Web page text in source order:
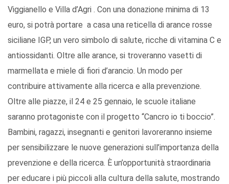
Viggianello e Villa d’Agri . Con una donazione minima di 13
euro, si potrà portare a casa una reticella di arance rosse
siciliane IGP, un vero simbolo di salute, ricche di vitamina C e
antiossidanti. Oltre alle arance, si troveranno vasetti di
marmellata e miele di fiori d’arancio. Un modo per
contribuire attivamente alla ricerca e alla prevenzione.
Oltre alle piazze, il 24 e 25 gennaio, le scuole italiane
saranno protagoniste con il progetto “Cancro io ti boccio”.
Bambini, ragazzi, insegnanti e genitori lavoreranno insieme
per sensibilizzare le nuove generazioni sull’importanza della
prevenzione e della ricerca. È un’opportunità straordinaria
per educare i più piccoli alla cultura della salute, mostrando